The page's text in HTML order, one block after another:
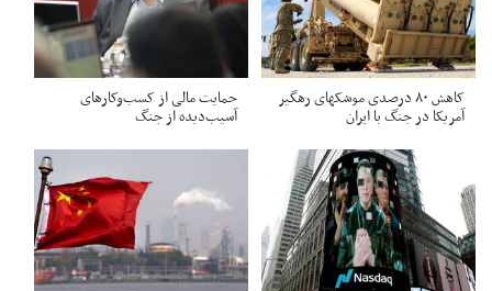
کاهش ۸۰ درصدی موشکهای رهگیر
آمریکا در جنگ با ایران
حمایت مالی از کسب‌وکارهای
آسیب‌دیده از جنگ